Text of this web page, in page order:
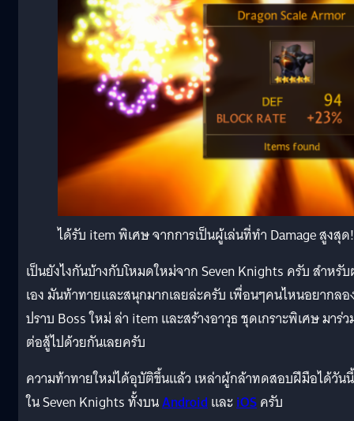
ได้รับ item พิเศษ จากการเป็นผู้เล่นที่ทำ Damage สูงสุด!
เป็นยังไงกันบ้างกับโหมดใหม่จาก Seven Knights ครับ สำหรั
เอง มันท้าทายและสนุกมากเลยล่ะครับ เพื่อนๆคนไหนอยากลอ
ปราบ Boss ใหม่ ล่า item และสร้างอาวุธ ชุดเกราะพิเศษ มาร่
ต่อสู้ไปด้วยกันเลยครับ
ความท้าทายใหม่ได้อุบัติขึ้นแล้ว เหล่าผู้กล้าทดสอบฝีมือได้วันนี้
ใน Seven Knights ทั้งบนAndroidและiOSครับ